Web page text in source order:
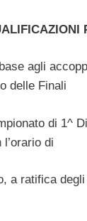
agli
delle Finali
di 1^
di
a ratifica